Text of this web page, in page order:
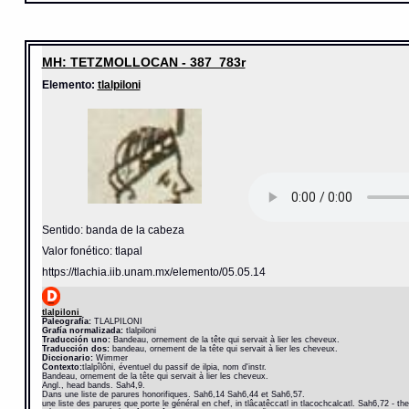
MH: TETZMOLLOCAN - 387_783r
Elemento: tlalpiloni
Sentido: banda de la cabeza
Valor fonético: tlapal
https://tlachia.iib.unam.mx/elemento/05.05.14
tlalpiloni
Paleografía:TLALPILONI
Grafía normalizada:tlalpiloni
Traducción uno:Bandeau, ornement de la tête qui servait à lier les cheveux.
Traducción dos:bandeau, ornement de la tête qui servait à lier les cheveux.
Diccionario: Wimmer
Contexto:tlalpîlôni, éventuel du passif de ilpia, nom d'instr.
Bandeau, ornement de la tête qui servait à lier les cheveux.
Angl., head bands. Sah4,9.
Dans une liste de parures honorifiques. Sah6,14 Sah6,44 et Sah6,57.
une liste des parures que porte le général en chef, in tlâcatêccatl in tlacochcalcatl. Sah6,72 -